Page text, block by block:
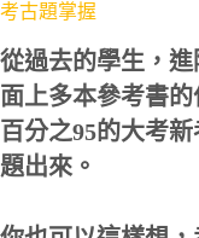
考古題掌握
從過去的學生，
面上多本參考書
百分之95的大考
題出來。